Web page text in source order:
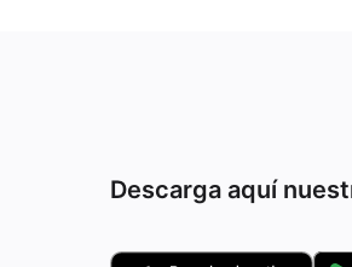
Descarga aquí